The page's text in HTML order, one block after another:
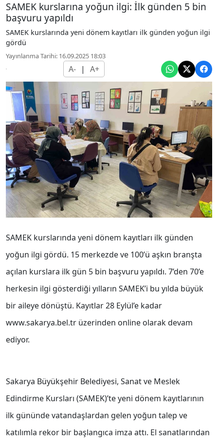
SAMEK kurslarına yoğun ilgi: İlk günden 5 bin
başvuru yapıldı
SAMEK kurslarında yeni dönem kayıtları ilk günden yoğun ilgi
gördü
Yayınlanma Tarihi: 16.09.2025 18:03
A- | A+
SAMEK kurslarında yeni dönem kayıtları ilk günden
yoğun ilgi gördü. 15 merkezde ve 100’ü aşkın branşta
açılan kurslara ilk gün 5 bin başvuru yapıldı. 7’den 70’e
herkesin ilgi gösterdiği yılların SAMEK’i bu yılda büyük
bir aileye dönüştü. Kayıtlar 28 Eylül’e kadar
www.sakarya.bel.tr üzerinden online olarak devam
ediyor.
Sakarya Büyükşehir Belediyesi, Sanat ve Meslek
Edindirme Kursları (SAMEK)’te yeni dönem kayıtlarının
ilk gününde vatandaşlardan gelen yoğun talep ve
katılımla rekor bir başlangıca imza attı. El sanatlarından